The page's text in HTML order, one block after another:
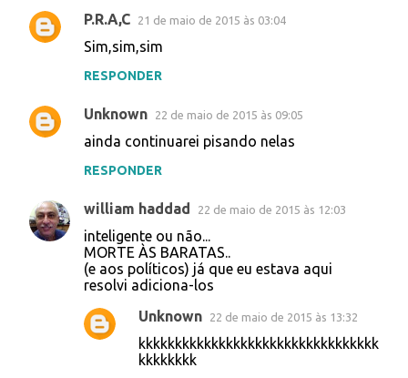
e
n
r
P.R.A,C 21 de maio de 2015 às 03:04
Sim,sim,sim
RESPONDER
Unknown 22 de maio de 2015 às 09:05
ainda continuarei pisando nelas
RESPONDER
william haddad 22 de maio de 2015 às 12:03
inteligente ou não...
MORTE ÀS BARATAS..
(e aos políticos) já que eu estava aqui
resolvi adiciona-los
Unknown 22 de maio de 2015 às 13:32
kkkkkkkkkkkkkkkkkkkkkkkkkkkkkkkkk
kkkkkkkk